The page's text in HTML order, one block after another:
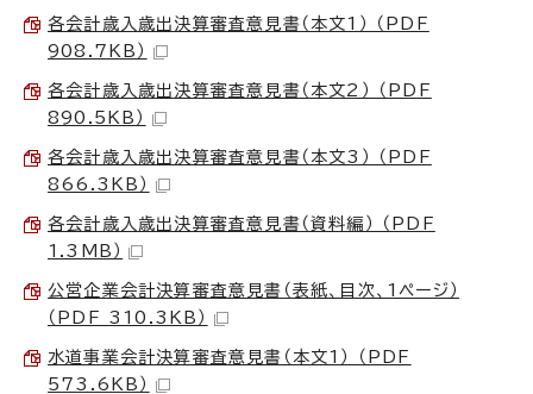
各会計歳入歳出決算審査意見書（本文1） （PDF
908.7KB）
各会計歳入歳出決算審査意見書（本文2） （PDF
890.5KB）
各会計歳入歳出決算審査意見書（本文3） （PDF
866.3KB）
各会計歳入歳出決算審査意見書（資料編） （PDF
1.3MB）
公営企業会計決算審査意見書（表紙、目次、1ページ）
（PDF 310.3KB）
水道事業会計決算審査意見書（本文1） （PDF
573.6KB）